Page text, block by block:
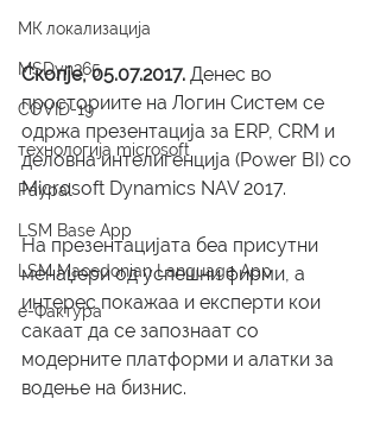
МК локализација
MSDyn365
COVID-19
технологија microsoft
Paypal
LSM Base App
LSM Macedonian Language App
е-Фактура
Скопје, 05.07.2017. Денес во
просториите на Логин Систем се
одржа презентација за ERP, CRM и
деловна интелигенција (Power BI) со
Microsoft Dynamics NAV 2017.
На презентацијата беа присутни
менаџери од успешни фирми, а
интерес покажаа и експерти кои
сакаат да се запознаат со
модерните платформи и алатки за
водење на бизнис.